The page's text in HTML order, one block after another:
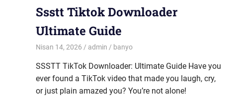
Ssstt Tiktok Downloader
Ultimate Guide
Nisan 14, 2026 admin banyo
SSSTT TikTok Downloader: Ultimate Guide Have you
ever found a TikTok video that made you laugh, cry,
or just plain amazed you? You’re not alone!